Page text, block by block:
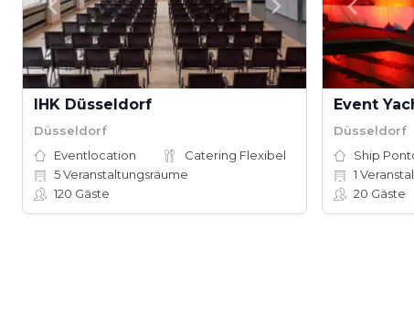
IHK Düsseldorf
Düsseldorf
Eventlocation
Catering Flexibel
5Veranstaltungsräume
120 Gäste
Event
Düsseldorf
Ship
1
20 Gäste